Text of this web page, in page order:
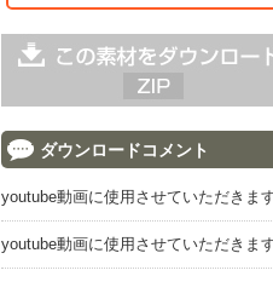
ダウンロードコメント
youtube動画に使用させていただきま
youtube動画に使用させていただきま